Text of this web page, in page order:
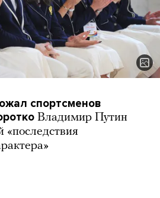
спортсменов
Владимир Путин
«последствия